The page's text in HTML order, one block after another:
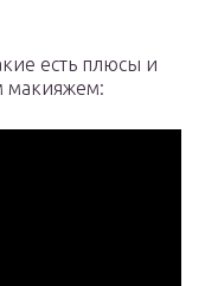
есть плюсы и
макияжем: